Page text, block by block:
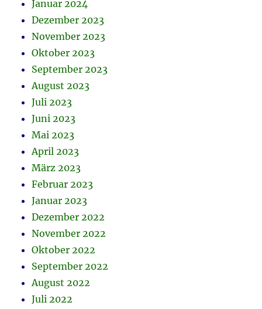
Januar 2024
Dezember 2023
November 2023
Oktober 2023
September 2023
August 2023
Juli 2023
Juni 2023
Mai 2023
April 2023
März 2023
Februar 2023
Januar 2023
Dezember 2022
November 2022
Oktober 2022
September 2022
August 2022
Juli 2022